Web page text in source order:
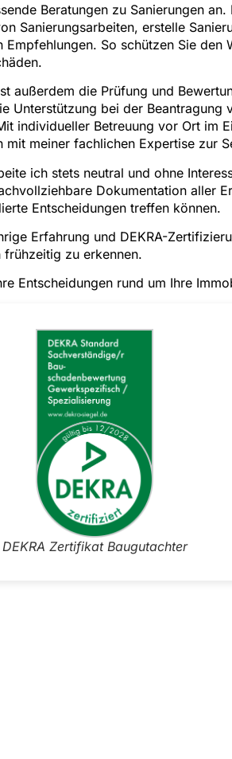
Beratungen zu Sanierungen
Sanierungsarbeiten, erstelle
So schützen Sie den
außerdem die Prüfung und
Unterstützung bei der Beantragung
individueller Betreuung vor Ort im
mit meiner fachlichen Expertise zur
ich stets neutral und ohne
Dokumentation aller
Entscheidungen treffen können.
Erfahrung und DEKRA-
zu erkennen.
Entscheidungen rund um Ihre
DEKRA Zertifikat Baugutachter